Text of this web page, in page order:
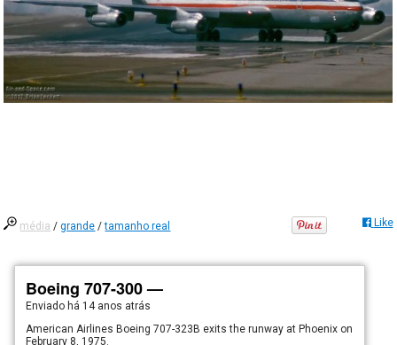
média /grande /tamanho real Like
Boeing 707-300 —
Enviado há 14 anos atrás
American Airlines Boeing 707-323B exits the runway at Phoenix on
February 8, 1975.